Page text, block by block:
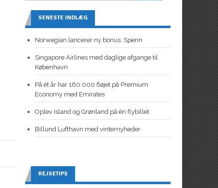
SENESTE INDLÆG
Norwegian lancerer ny bonus: Spenn
Singapore Airlines med daglige afgange til
København
På ét år har 160.000 fløjet på Premium
Economy med Emirates
Oplev Island og Grønland på én flybillet
Billund Lufthavn med vinternyheder
REJSETIPS